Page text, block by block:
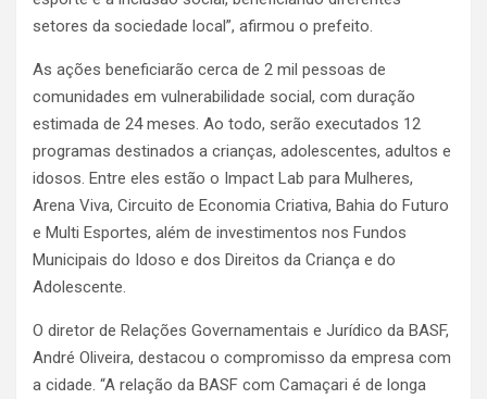
setores da sociedade local”, afirmou o prefeito.
As ações beneficiarão cerca de 2 mil pessoas de
comunidades em vulnerabilidade social, com duração
estimada de 24 meses. Ao todo, serão executados 12
programas destinados a crianças, adolescentes, adultos e
idosos. Entre eles estão o Impact Lab para Mulheres,
Arena Viva, Circuito de Economia Criativa, Bahia do Futuro
e Multi Esportes, além de investimentos nos Fundos
Municipais do Idoso e dos Direitos da Criança e do
Adolescente.
O diretor de Relações Governamentais e Jurídico da BASF,
André Oliveira, destacou o compromisso da empresa com
a cidade. “A relação da BASF com Camaçari é de longa